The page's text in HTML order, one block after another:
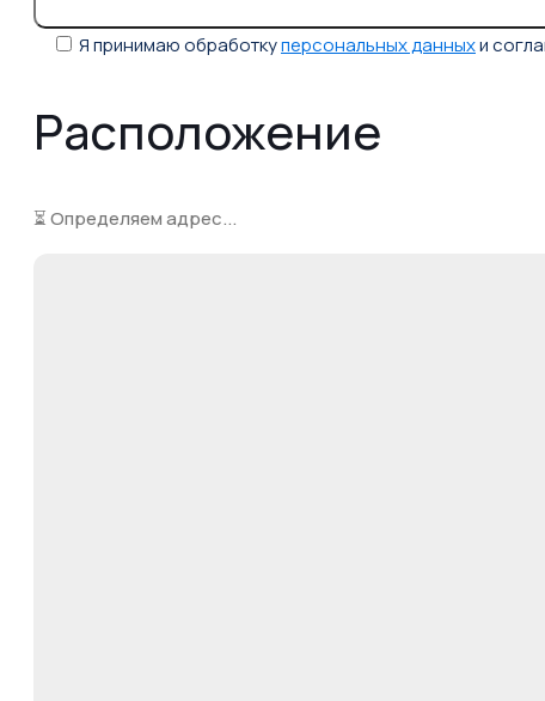
Я принимаю обработкуперсональных данныхи
Расположение
⏳ Определяем адрес...